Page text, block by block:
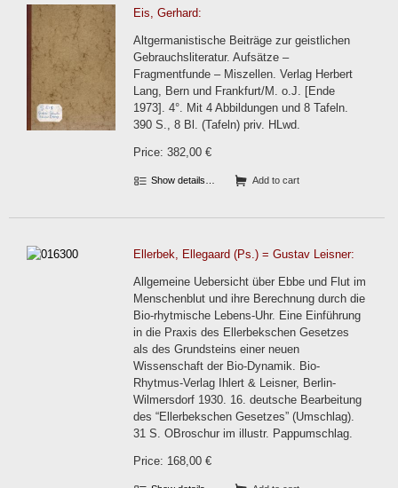
Eis, Gerhard:
Altgermanistische Beiträge zur geistlichen
Gebrauchsliteratur. Aufsätze –
Fragmentfunde – Miszellen. Verlag Herbert
Lang, Bern und Frankfurt/M. o.J. [Ende
1973]. 4°. Mit 4 Abbildungen und 8 Tafeln.
390 S., 8 Bl. (Tafeln) priv. HLwd.
Price: 382,00 €
Show details… Add to cart
Ellerbek, Ellegaard (Ps.) = Gustav Leisner:
Allgemeine Uebersicht über Ebbe und Flut im
Menschenblut und ihre Berechnung durch die
Bio-rhytmische Lebens-Uhr. Eine Einführung
in die Praxis des Ellerbekschen Gesetzes
als des Grundsteins einer neuen
Wissenschaft der Bio-Dynamik. Bio-
Rhytmus-Verlag Ihlert & Leisner, Berlin-
Wilmersdorf 1930. 16. deutsche Bearbeitung
des “Ellerbekschen Gesetzes” (Umschlag).
31 S. OBroschur im illustr. Pappumschlag.
Price: 168,00 €